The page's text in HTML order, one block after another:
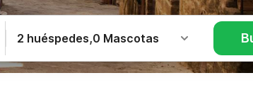
2 huéspedes,0 Mascotas